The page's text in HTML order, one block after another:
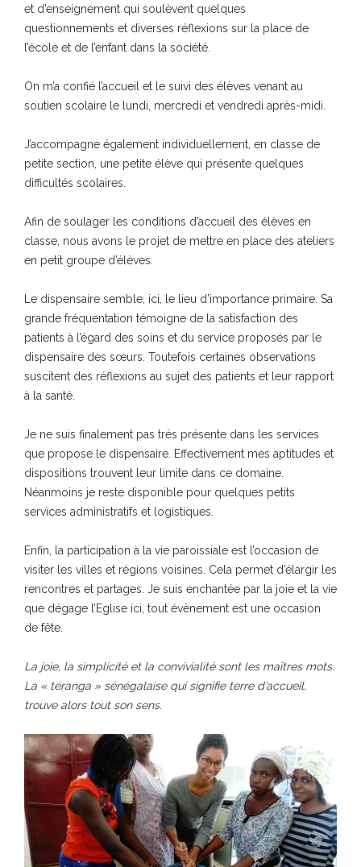
et d’enseignement qui soulèvent quelques
questionnements et diverses réflexions sur la place de
l’école et de l’enfant dans la société.
On m’a confié l’accueil et le suivi des élèves venant au
soutien scolaire le lundi, mercredi et vendredi après-midi.
J’accompagne également individuellement, en classe de
petite section, une petite élève qui présente quelques
difficultés scolaires.
Afin de soulager les conditions d’accueil des élèves en
classe, nous avons le projet de mettre en place des ateliers
en petit groupe d’élèves.
Le dispensaire semble, ici, le lieu d’importance primaire. Sa
grande fréquentation témoigne de la satisfaction des
patients à l’égard des soins et du service proposés par le
dispensaire des sœurs. Toutefois certaines observations
suscitent des réflexions au sujet des patients et leur rapport
à la santé.
Je ne suis finalement pas très présente dans les services
que propose le dispensaire. Effectivement mes aptitudes et
dispositions trouvent leur limite dans ce domaine.
Néanmoins je reste disponible pour quelques petits
services administratifs et logistiques.
Enfin, la participation à la vie paroissiale est l’occasion de
visiter les villes et régions voisines. Cela permet d’élargir les
rencontres et partages. Je suis enchantée par la joie et la vie
que dégage l’Eglise ici, tout évènement est une occasion
de fête.
La joie, la simplicité et la convivialité sont les maîtres mots.
La « téranga » sénégalaise qui signifie terre d’accueil,
trouve alors tout son sens.